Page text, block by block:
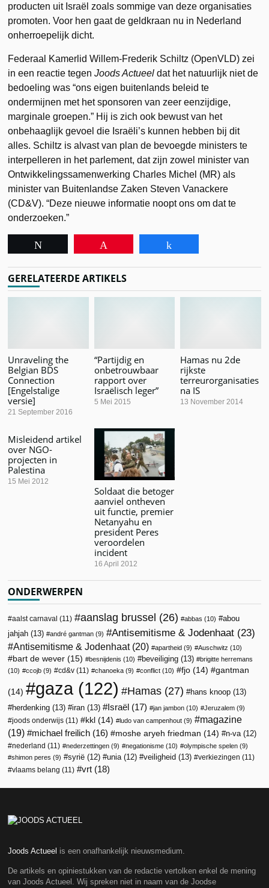
producten uit Israël zoals sommige van deze organisaties
promoten. Voor hen gaat de geldkraan nu in Nederland
onherroepelijk dicht.
Federaal Kamerlid Willem-Frederik Schiltz (OpenVLD) zei
in een reactie tegenJoods Actueel dat het natuurlijk niet de
bedoeling was “ons eigen buitenlands beleid te
ondermijnen met het sponsoren van zeer eenzijdige,
marginale groepen.” Hij is zich ook bewust van het
onbehaaglijk gevoel die Israëli’s kunnen hebben bij dit
alles. Schiltz is alvast van plan de bevoegde ministers te
interpelleren in het parlement, dat zijn zowel minister van
Ontwikkelingssamenwerking Charles Michel (MR) als
minister van Buitenlandse Zaken Steven Vanackere
(CD&V). “Deze nieuwe informatie noopt ons om dat te
onderzoeken.”
GERELATEERDE ARTIKELS
Unraveling the
Belgian BDS
Connection
[Engelstalige
versie]
21 September 2016
“Partijdig en
onbetrouwbaar
rapport over
Israëlisch leger”
5 Mei 2015
Hamas nu 2de
rijkste
terreurorganisaties
na IS
13 November 2014
Misleidend artikel
over NGO-
projecten in
Palestina
15 Mei 2012
Soldaat die betoger
aanviel ontheven
uit functie, premier
Netanyahu en
president Peres
veroordelen
incident
16 April 2012
ONDERWERPEN
aalst carnaval (11) aanslag brussel (26) abbas (10)
abou
jahjah (13) andré gantman (9) Antisemitisme & Jodenhaat (23)
Antisemitisme & Jodenhaat(20) apartheid (9) Auschwitz (10)
bart de wever (15) besnijdenis (10) beveiliging (13)
brigitte herremans
(10)
ccojb (9) cd&v (11) chanoeka (9) conflict (10) fjo (14) gantman
(14) gaza(122) Hamas (27) hans knoop (13)
herdenking (13) iran (13) Israël (17) jan jambon (10) Jeruzalem (9)
joods onderwijs (11) kkl (14) ludo van campenhout (9)
magazine
(19)
michael freilich (16) moshe aryeh friedman (14) n-va(12)
nederland (11) nederzettingen (9) negationisme (10) olympische spelen (9)
shimon peres (9) syrië (12) unia(12) veiligheid (13) verkiezingen (11)
vlaams belang (11) vrt (18)
Joods Actueel is een onafhankelijk nieuwsmedium.
De artikels en opiniestukken van de redactie vertolken enkel de mening
van Joods Actueel. Wij spreken niet in naam van de Joodse